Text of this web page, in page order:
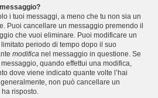
i tuoi messaggi, a meno che tu non sia un
Puoi cancellare un messaggio premendo il
che vuoi eliminare. Puoi modificare un
periodo di tempo dopo il suo
modifica nel messaggio in questione. Se
quando effettui una modifica,
dove viene indicato quante volte l’hai
non può cancellare un
risposto.